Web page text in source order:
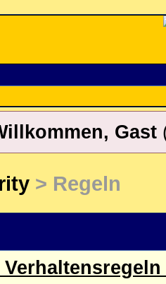
Gast
> Regeln